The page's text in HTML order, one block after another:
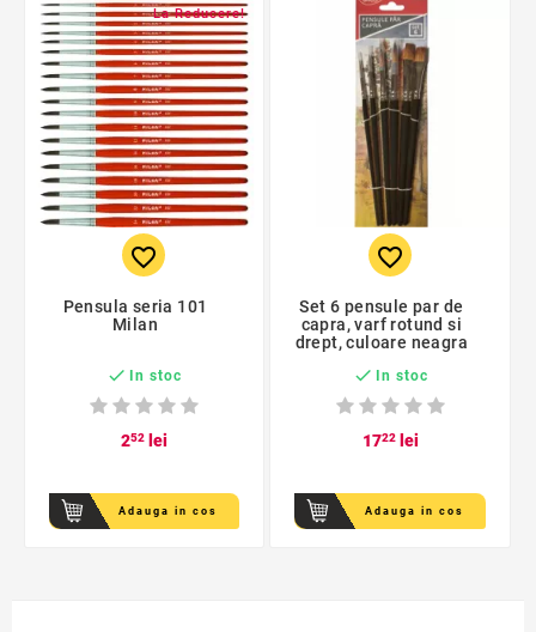
La Reducere!
favorite_border
Pensula seria 101
Milan
 In stoc
252lei
Adauga in cos
favorite_border
Set 6 pensule par de
capra, varf rotund si
drept, culoare neagra
 In stoc
1722lei
Adauga in cos